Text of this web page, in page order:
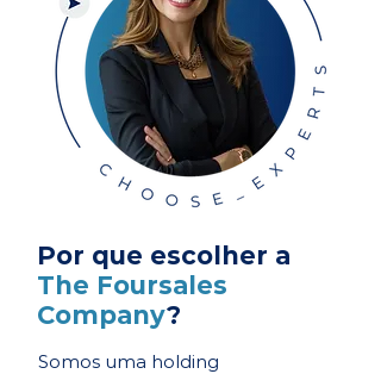
Por que escolher a
The Foursales
Company?
Somos uma holding